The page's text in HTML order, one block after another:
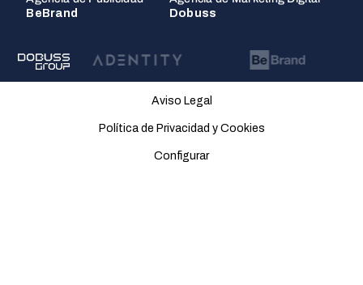
BeBrand
Dobuss
Aviso Legal
Política de Privacidad y Cookies
Configurar